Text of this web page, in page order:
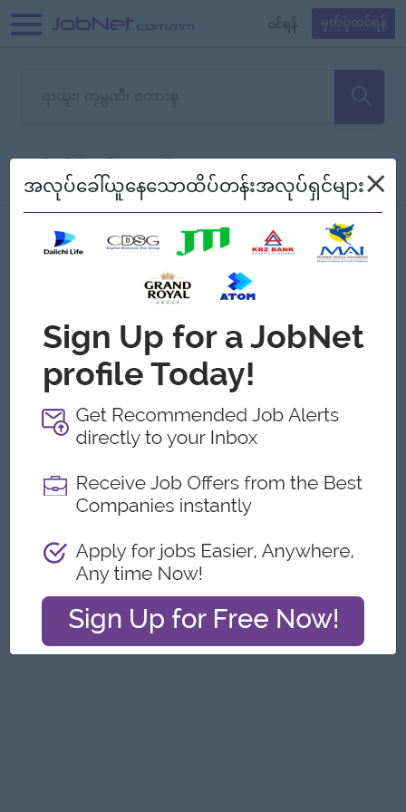
၀င်ရန် မှတ်ပုံတင်ရန်
သော အလုပ်မရှိသေးပါ။
စစ်ရန် စဉ်၍ကြည့်မည်
အလုပ်ခေါ်ယူနေသောထိပ်တန်းအလုပ်ရှင်များ×